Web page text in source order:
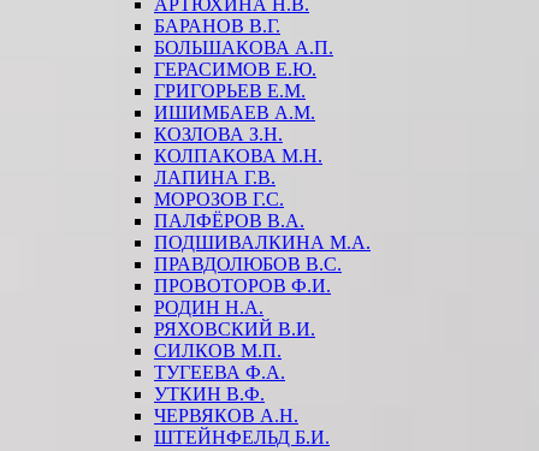
БАРАНОВ В.Г.
БОЛЬШАКОВА А.П.
ГЕРАСИМОВ Е.Ю.
ГРИГОРЬЕВ Е.М.
ИШИМБАЕВ А.М.
КОЗЛОВА З.Н.
КОЛПАКОВА М.Н.
ЛАПИНА Г.В.
МОРОЗОВ Г.С.
ПАЛФЁРОВ В.А.
ПОДШИВАЛКИНА М.А.
ПРАВДОЛЮБОВ В.С.
ПРОВОТОРОВ Ф.И.
РОДИН Н.А.
РЯХОВСКИЙ В.И.
СИЛКОВ М.П.
ТУГЕЕВА Ф.А.
УТКИН В.Ф.
ЧЕРВЯКОВ А.Н.
ШТЕЙНФЕЛЬД Б.И.